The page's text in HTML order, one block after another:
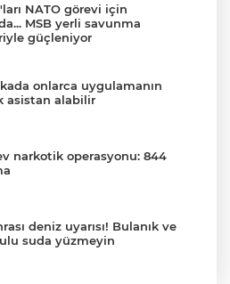
NATO görevi için
MSB yerli savunma
güçleniyor
onlarca uygulamanın
asistan alabilir
narkotik operasyonu: 844
deniz uyarısı! Bulanık ve
suda yüzmeyin